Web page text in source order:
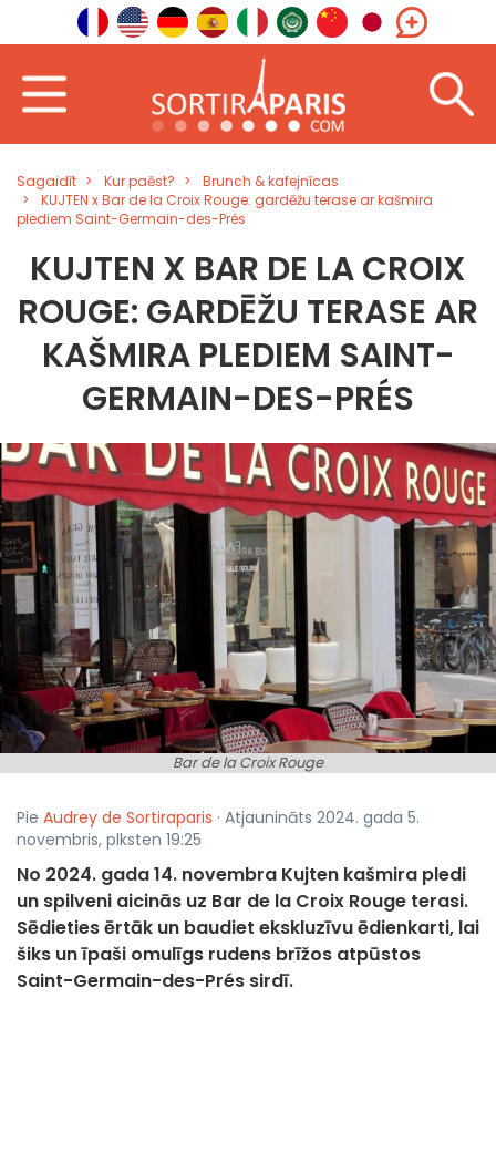
Sagaidīt Kur paēst?
Brunch & kafejnīcas
KUJTEN x Bar de la Croix Rouge: gardēžu terase ar kašmira
plediem Saint-Germain-des-Prés
KUJTEN X BAR DE LA CROIX
ROUGE: GARDĒŽU TERASE AR
KAŠMIRA PLEDIEM SAINT-
GERMAIN-DES-PRÉS
Bar de la Croix Rouge
Pie Audrey de Sortiraparis · Atjaunināts 2024. gada 5.
novembris, plksten 19:25
No 2024. gada 14. novembra Kujten kašmira pledi
un spilveni aicinās uz Bar de la Croix Rouge terasi.
Sēdieties ērtāk un baudiet ekskluzīvu ēdienkarti, lai
šiks un īpaši omulīgs rudens brīžos atpūstos
Saint-Germain-des-Prés sirdī.